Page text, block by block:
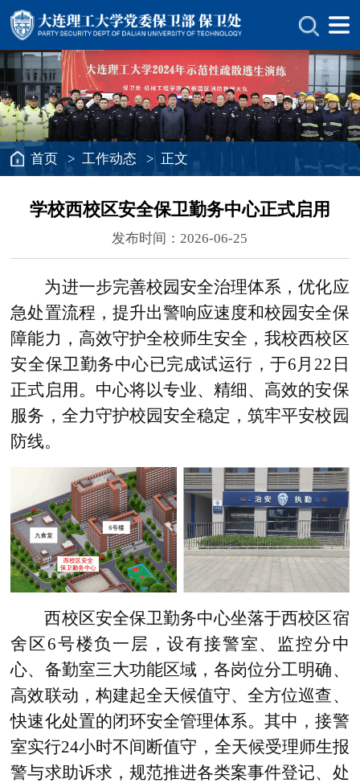
首页 > 工作动态 > 正文
学校西校区安全保卫勤务中心正式启用
发布时间：2026-06-25
为进一步完善校园安全治理体系，优化应
急处置流程，提升出警响应速度和校园安全保
障能力，高效守护全校师生安全，我校西校区
安全保卫勤务中心已完成试运行，于6月22日
正式启用。中心将以专业、精细、高效的安保
服务，全力守护校园安全稳定，筑牢平安校园
防线。
西校区安全保卫勤务中心坐落于西校区宿
舍区6号楼负一层，设有接警室、监控分中
心、备勤室三大功能区域，各岗位分工明确、
高效联动，构建起全天候值守、全方位巡查、
快速化处置的闭环安全管理体系。其中，接警
室实行24小时不间断值守，全天候受理师生报
警与求助诉求，规范推进各类案事件登记、处